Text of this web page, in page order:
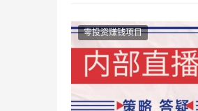
零投资赚钱项目